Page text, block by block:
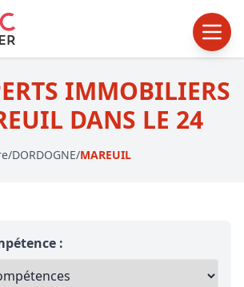
IMMOBILIERS
DANS LE 24
/DORDOGNE/MAREUIL
: